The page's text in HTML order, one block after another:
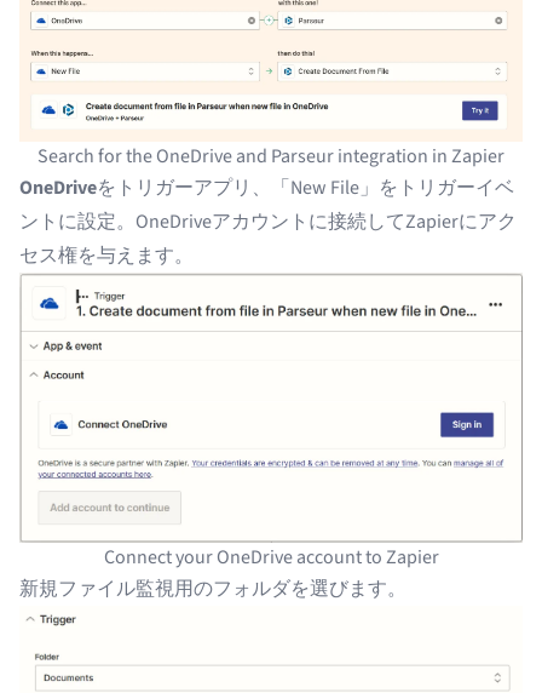
Search for the OneDrive and Parseur integration in Zapier
OneDriveをトリガーアプリ、「New File」をトリガーイベ
ントに設定。OneDriveアカウントに接続してZapierにアク
セス権を与えます。
Connect your OneDrive account to Zapier
新規ファイル監視用のフォルダを選びます。